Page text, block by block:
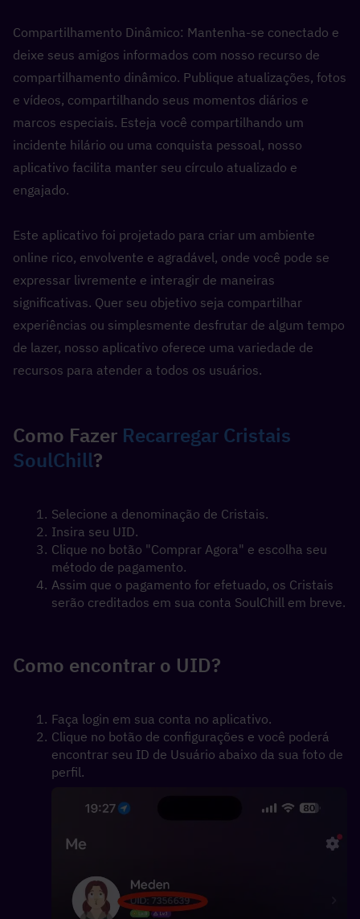
Compartilhamento Dinâmico: Mantenha-se conectado e
deixe seus amigos informados com nosso recurso de
compartilhamento dinâmico. Publique atualizações, fotos
e vídeos, compartilhando seus momentos diários e
marcos especiais. Esteja você compartilhando um
incidente hilário ou uma conquista pessoal, nosso
aplicativo facilita manter seu círculo atualizado e
engajado.
Este aplicativo foi projetado para criar um ambiente
online rico, envolvente e agradável, onde você pode se
expressar livremente e interagir de maneiras
significativas. Quer seu objetivo seja compartilhar
experiências ou simplesmente desfrutar de algum tempo
de lazer, nosso aplicativo oferece uma variedade de
recursos para atender a todos os usuários.
Como Fazer Recarregar Cristais
SoulChill?
Selecione a denominação de Cristais.
Insira seu UID.
Clique no botão "Comprar Agora" e escolha seu
método de pagamento.
Assim que o pagamento for efetuado, os Cristais
serão creditados em sua conta SoulChill em breve.
Como encontrar o UID?
Faça login em sua conta no aplicativo.
Clique no botão de configurações e você poderá
encontrar seu ID de Usuário abaixo da sua foto de
perfil.